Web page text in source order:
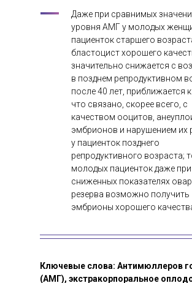
Ключевые слова: Антимюллеров
(АМГ), экстракорпоральное
Даже при сравнимых
уровня АМГ у молодых
пациенток старшего
бластоцист хорошего
значительно снижается с
в позднем репродуктивном
после 40 лет, приближается
что связано, скорее всего, с
качеством ооцитов,
эмбрионов и нарушением их
у пациенток позднего
репродуктивного возраста;
молодых пациенток даже при
сниженных показателях
резерва возможно получить
эмбрионы хорошего